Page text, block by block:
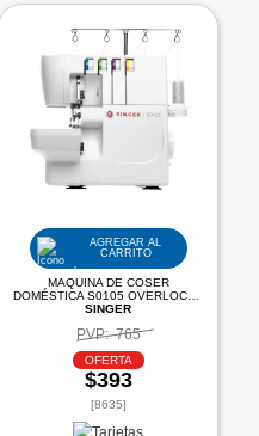
AGREGAR AL
CARRITO
MAQUINA DE COSER
DOMÉSTICA S0105 OVERLOCK |
SINGER
PVP: 765
OFERTA
$393
[8635]